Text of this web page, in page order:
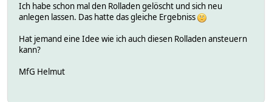
Ich habe schon mal den Rolladen gelöscht und sich neu
anlegen lassen. Das hatte das gleiche Ergebniss
Hat jemand eine Idee wie ich auch diesen Rolladen ansteuern
kann?
MfG Helmut